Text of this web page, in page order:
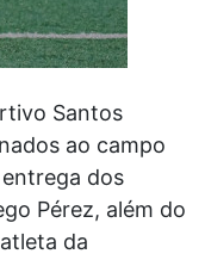
Santos
ao campo
dos
Pérez, além do
da